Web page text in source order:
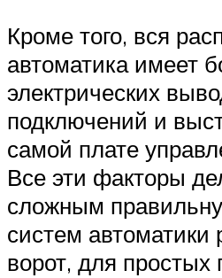
Кроме того, вся
автоматика имеет
электрических
подключений и
самой плате
Все эти факторы
сложным
систем
ворот, для простых